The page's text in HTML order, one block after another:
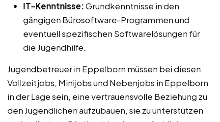
IT-Kenntnisse:Grundkenntnisse in den
gängigen Bürosoftware-Programmen und
eventuell spezifischen Softwarelösungen für
die Jugendhilfe.
Jugendbetreuer in Eppelborn müssen bei diesen
Vollzeitjobs, Minijobs und Nebenjobs in Eppelborn
in der Lage sein, eine vertrauensvolle Beziehung zu
den Jugendlichen aufzubauen, sie zu unterstützen